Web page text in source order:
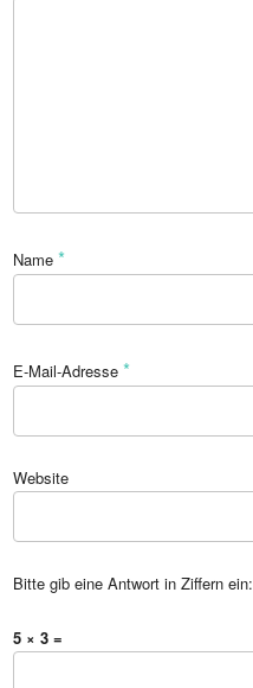
Name*
E-Mail-Adresse*
Website
Bitte gib eine Antwort in Ziffern ein:
5 × 3 =